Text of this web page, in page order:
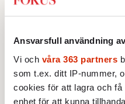
Ansvarsfull användning
Vi och våra 363 partners
som t.ex. ditt IP-nummer,
cookies för att lagra och
enhet för att kunna